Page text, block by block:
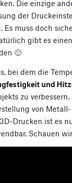
Die einzige
der
Es muss doch
gibt es
🙂
bei dem die
und
zu
von
Drucken ist es
Schauen